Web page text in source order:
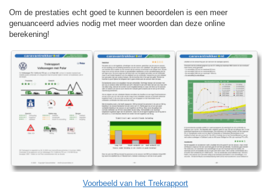
Om de prestaties echt goed te kunnen beoordelen is een meer
genuanceerd advies nodig met meer woorden dan deze online
berekening!
Voorbeeld van het Trekrapport